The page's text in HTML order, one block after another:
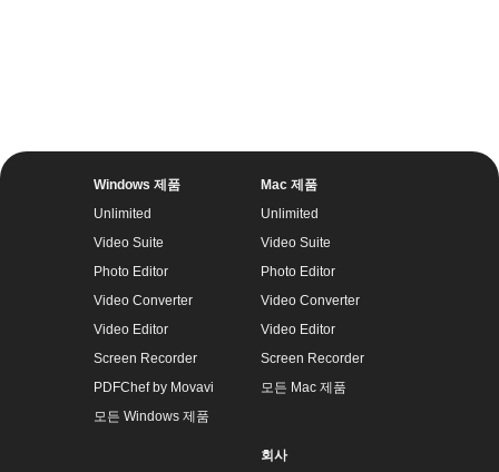
Windows 제품
Unlimited
Video Suite
Photo Editor
Video Converter
Video Editor
Screen Recorder
PDFChef by Movavi
모든 Windows 제품
Mac 제품
Unlimited
Video Suite
Photo Editor
Video Converter
Video Editor
Screen Recorder
모든 Mac 제품
회사